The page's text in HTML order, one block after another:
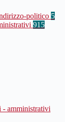
politico 5
915
- amministrativi